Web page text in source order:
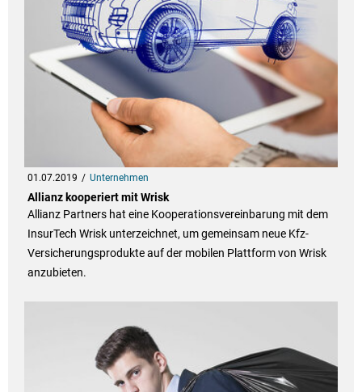
01.07.2019 Unternehmen
Allianz kooperiert mit Wrisk
Allianz Partners hat eine Kooperationsvereinbarung mit dem
InsurTech Wrisk unterzeichnet, um gemeinsam neue Kfz-
Versicherungsprodukte auf der mobilen Plattform von Wrisk
anzubieten.